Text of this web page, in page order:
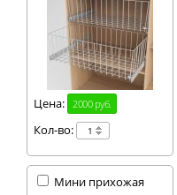
Цена: 2000 руб.
Кол-во:
Мини прихожая